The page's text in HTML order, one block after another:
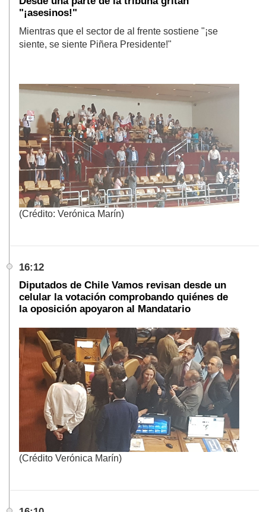
"¡asesinos!"
Mientras que el sector de al frente sostiene "¡se
siente, se siente Piñera Presidente!"
(Crédito: Verónica Marín)
16:12
Diputados de Chile Vamos revisan desde un
celular la votación comprobando quiénes de
la oposición apoyaron al Mandatario
(Crédito Verónica Marín)